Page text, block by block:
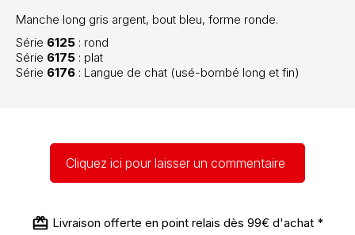
Manche long gris argent, bout bleu, forme ronde.
Série 6125 : rond
Série 6175 : plat
Série 6176 : Langue de chat (usé-bombé long et fin)
Cliquez ici pour laisser un commentaire
Livraison offerte en point relais dès 99€ d'achat *